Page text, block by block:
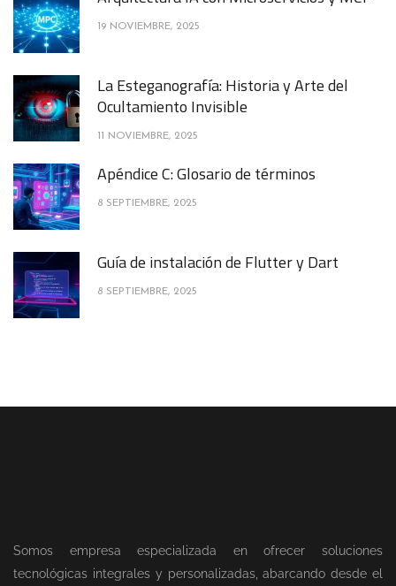
19 NOVIEMBRE, 2025
La Esteganografía: Historia y Arte del
Ocultamiento Invisible
11 NOVIEMBRE, 2025
Apéndice C: Glosario de términos
8 SEPTIEMBRE, 2025
Guía de instalación de Flutter y Dart
8 SEPTIEMBRE, 2025
Somos empresa especializada en ofrecer soluciones
tecnológicas integrales y personalizadas, abarcando desde el